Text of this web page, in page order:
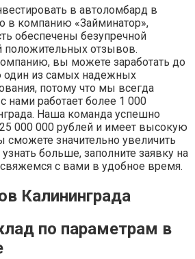
в автоломбард в
в компанию «Займинатор»,
обеспечены безупречной
положительных отзывов.
вы можете заработать до
один из самых надежных
потому что мы всегда
нами работает более 1 000
Наша команда успешно
000 000 рублей и имеет высокую
значительно увеличить
больше, заполните заявку на
с вами в удобное время.
Калининграда
по параметрам в